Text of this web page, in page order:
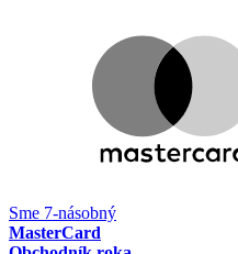
Sme 7-násobný
MasterCard